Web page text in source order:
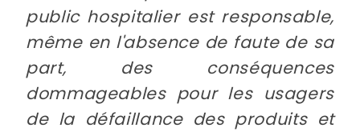
public hospitalier est responsable,
même en l'absence de faute de sa
part, des conséquences
dommageables pour les usagers
de la défaillance des produits et